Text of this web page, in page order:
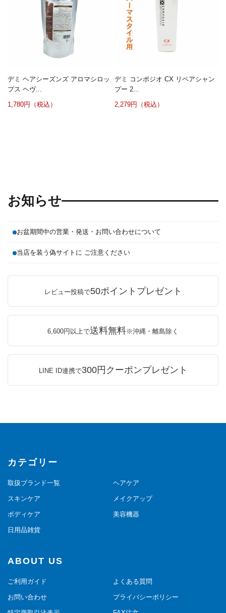
デミ ヘアシーズンズ アロマシロッ
プス ヘヴ...
1,780円（税込）
デミ コンポジオ CX リペアシャン
プー 2...
2,279円（税込）
お知らせ
お盆期間中の営業・発送・お問い合わせについて
当店を装う偽サイトに ご注意ください
レビュー投稿で50ポイントプレゼント
6,600円以上で送料無料※沖縄・離島除く
LINE ID連携で300円クーポンプレゼント
カテゴリー
取扱ブランド一覧 ヘアケア
スキンケア メイクアップ
ボディケア 美容機器
日用品雑貨
ABOUT US
ご利用ガイド よくある質問
お問い合わせ プライバシーポリシー